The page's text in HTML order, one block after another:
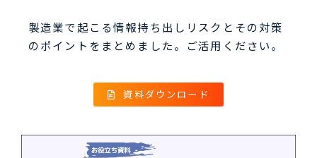
製造業で起こる情報持ち出しリスクとその対策
のポイントをまとめました。ご活用ください。
資料ダウンロード